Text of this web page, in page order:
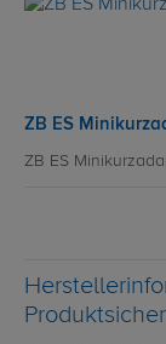
ZB ES
ZB ES